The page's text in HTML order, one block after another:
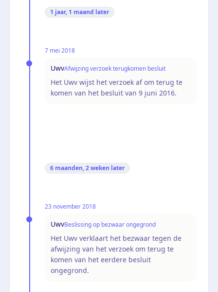
1 jaar, 1 maand later
7 mei 2018
UwvAfwijzing verzoek terugkomen besluit
Het Uwv wijst het verzoek af om terug te
komen van het besluit van 9 juni 2016.
6 maanden, 2 weken later
23 november 2018
UwvBeslissing op bezwaar ongegrond
Het Uwv verklaart het bezwaar tegen de
afwijzing van het verzoek om terug te
komen van het eerdere besluit
ongegrond.